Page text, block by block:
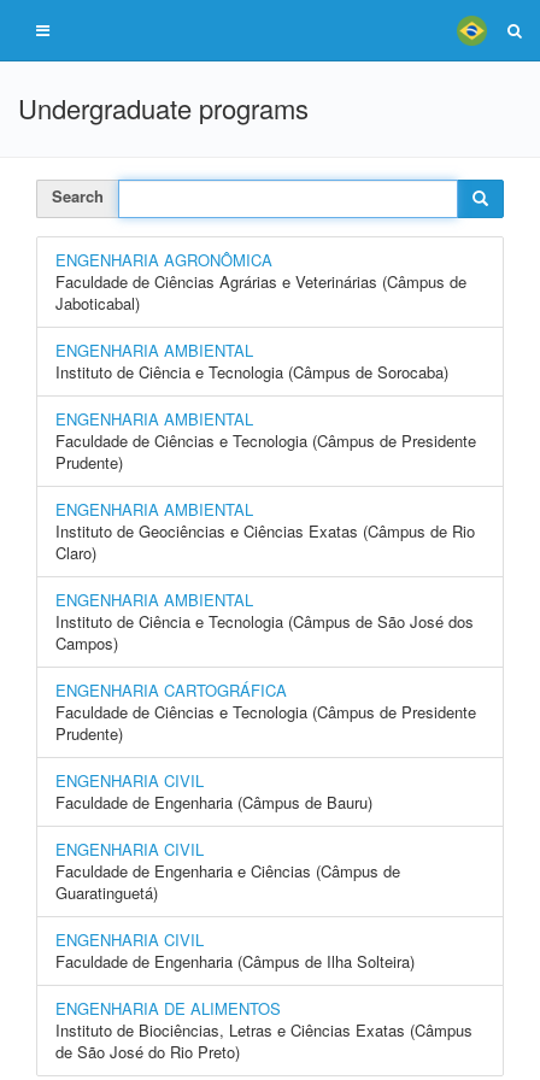
Undergraduate programs
Search
ENGENHARIA AGRONÔMICA
Faculdade de Ciências Agrárias e Veterinárias (Câmpus de
Jaboticabal)
ENGENHARIA AMBIENTAL
Instituto de Ciência e Tecnologia (Câmpus de Sorocaba)
ENGENHARIA AMBIENTAL
Faculdade de Ciências e Tecnologia (Câmpus de Presidente
Prudente)
ENGENHARIA AMBIENTAL
Instituto de Geociências e Ciências Exatas (Câmpus de Rio
Claro)
ENGENHARIA AMBIENTAL
Instituto de Ciência e Tecnologia (Câmpus de São José dos
Campos)
ENGENHARIA CARTOGRÁFICA
Faculdade de Ciências e Tecnologia (Câmpus de Presidente
Prudente)
ENGENHARIA CIVIL
Faculdade de Engenharia (Câmpus de Bauru)
ENGENHARIA CIVIL
Faculdade de Engenharia e Ciências (Câmpus de
Guaratinguetá)
ENGENHARIA CIVIL
Faculdade de Engenharia (Câmpus de Ilha Solteira)
ENGENHARIA DE ALIMENTOS
Instituto de Biociências, Letras e Ciências Exatas (Câmpus
de São José do Rio Preto)